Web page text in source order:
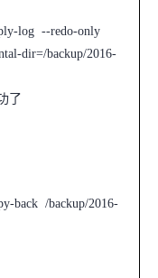
log --redo-only
dir=/backup/2016-
了
back /backup/2016-